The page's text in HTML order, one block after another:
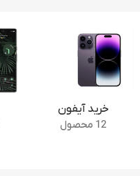
خرید آیفون
12 محصول